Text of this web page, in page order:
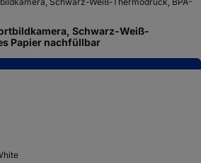
Schwarz-Weiß-
Papier nachfüllbar